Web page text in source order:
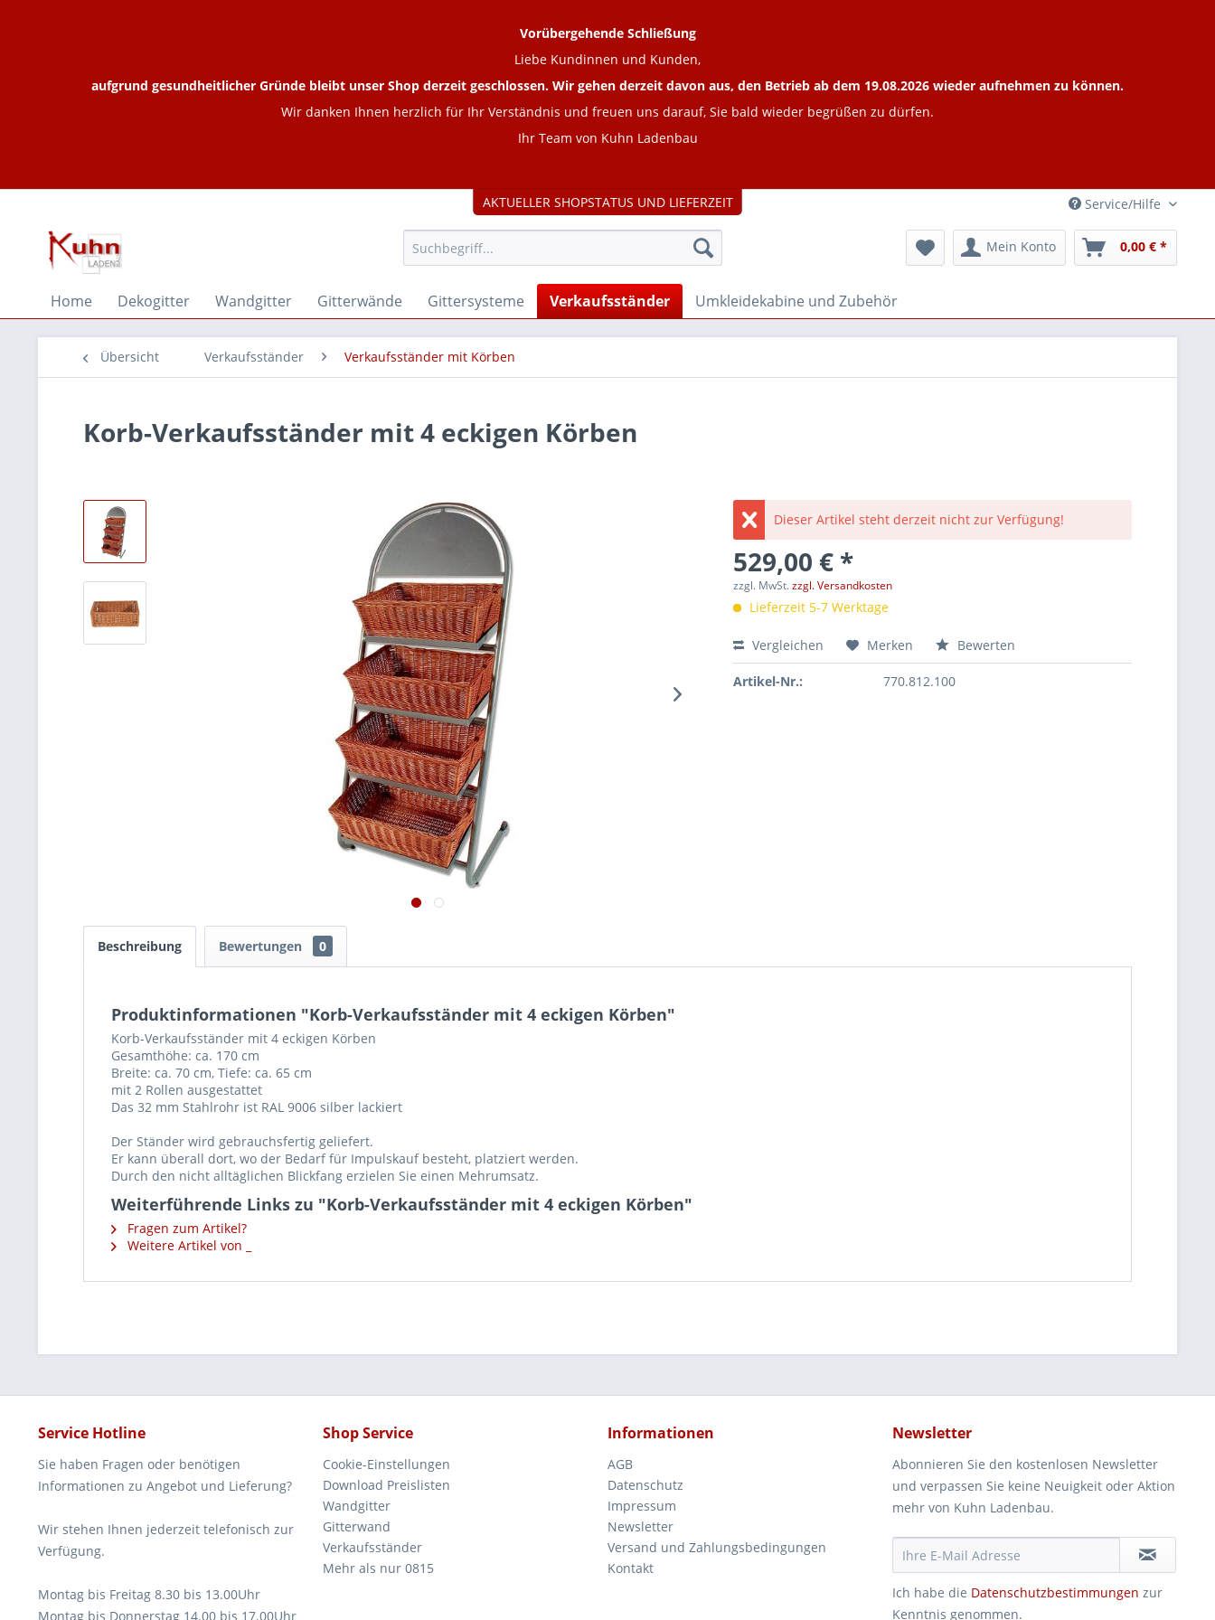
Service/Hilfe
Mein Konto 0,00 € *
Home Dekogitter Wandgitter Gitterwände Gittersysteme Verkaufsständer Umkleidekabine und Zubehör
Übersicht Verkaufsständer Verkaufsständer mit Körben
Korb-Verkaufsständer mit 4 eckigen Körben
Dieser Artikel steht derzeit nicht zur Verfügung!
529,00 € *
zzgl. MwSt.zzgl. Versandkosten
Lieferzeit 5-7 Werktage
Vergleichen Merken Bewerten
Artikel-Nr.: 770.812.100
Beschreibung Bewertungen 0
Produktinformationen "Korb-Verkaufsständer mit 4 eckigen Körben"
Korb-Verkaufsständer mit 4 eckigen Körben
Gesamthöhe: ca. 170 cm
Breite: ca. 70 cm, Tiefe: ca. 65 cm
mit 2 Rollen ausgestattet
Das 32 mm Stahlrohr ist RAL 9006 silber lackiert
Der Ständer wird gebrauchsfertig geliefert.
Er kann überall dort, wo der Bedarf für Impulskauf besteht, platziert werden.
Durch den nicht alltäglichen Blickfang erzielen Sie einen Mehrumsatz.
Weiterführende Links zu "Korb-Verkaufsständer mit 4 eckigen Körben"
Fragen zum Artikel?
Weitere Artikel von _
AKTUELLER SHOPSTATUS UND LIEFERZEIT
Vorübergehende Schließung
Liebe Kundinnen und Kunden,
aufgrund gesundheitlicher Gründe bleibt unser Shop derzeit geschlossen. Wir gehen derzeit davon aus, den Betrieb ab dem 19.08.2026 wieder aufnehmen zu können.
Wir danken Ihnen herzlich für Ihr Verständnis und freuen uns darauf, Sie bald wieder begrüßen zu dürfen.
Ihr Team von Kuhn Ladenbau
Service Hotline
Sie haben Fragen oder benötigen
Informationen zu Angebot und Lieferung?
Wir stehen Ihnen jederzeit telefonisch zur
Verfügung.
Montag bis Freitag 8.30 bis 13.00Uhr
Montag bis Donnerstag 14.00 bis 17.00Uhr
Shop Service
Cookie-Einstellungen
Download Preislisten
Wandgitter
Gitterwand
Verkaufsständer
Mehr als nur 0815
Informationen
AGB
Datenschutz
Impressum
Newsletter
Versand und Zahlungsbedingungen
Kontakt
Newsletter
Abonnieren Sie den kostenlosen Newsletter
und verpassen Sie keine Neuigkeit oder Aktion
mehr von Kuhn Ladenbau.
Ich habe die Datenschutzbestimmungen zur
Kenntnis genommen.